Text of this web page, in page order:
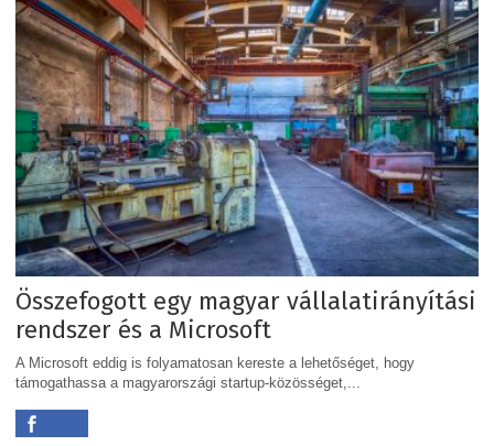
Összefogott egy magyar vállalatirányítási
rendszer és a Microsoft
A Microsoft eddig is folyamatosan kereste a lehetőséget, hogy
támogathassa a magyarországi startup-közösséget,...